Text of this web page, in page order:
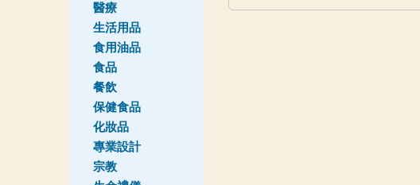
醫療
生活用品
食用油品
食品
餐飲
保健食品
化妝品
專業設計
宗教